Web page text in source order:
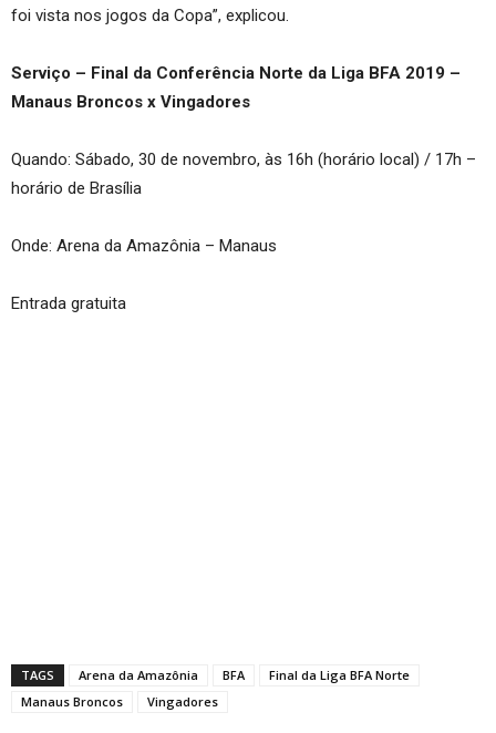
foi vista nos jogos da Copa”, explicou.
Serviço – Final da Conferência Norte da Liga BFA 2019 –
Manaus Broncos x Vingadores
Quando: Sábado, 30 de novembro, às 16h (horário local) / 17h –
horário de Brasília
Onde: Arena da Amazônia – Manaus
Entrada gratuita
TAGS Arena da Amazônia BFA
Final da Liga BFA Norte
Manaus Broncos
Vingadores